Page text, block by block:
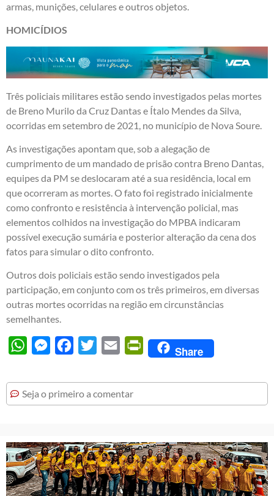
armas, munições, celulares e outros objetos.
HOMICÍDIOS
Três policiais militares estão sendo investigados pelas mortes
de Breno Murilo da Cruz Dantas e Ítalo Mendes da Silva,
ocorridas em setembro de 2021, no município de Nova Soure.
As investigações apontam que, sob a alegação de
cumprimento de um mandado de prisão contra Breno Dantas,
equipes da PM se deslocaram até a sua residência, local em
que ocorreram as mortes. O fato foi registrado inicialmente
como confronto e resistência à intervenção policial, mas
elementos colhidos na investigação do MPBA indicaram
possível execução sumária e posterior alteração da cena dos
fatos para simular o dito confronto.
Outros dois policiais estão sendo investigados pela
participação, em conjunto com os três primeiros, em diversas
outras mortes ocorridas na região em circunstâncias
semelhantes.
WhatsAppMessengerFacebook
Twitter Email PrintFriendly
Share
Seja o primeiro a comentar